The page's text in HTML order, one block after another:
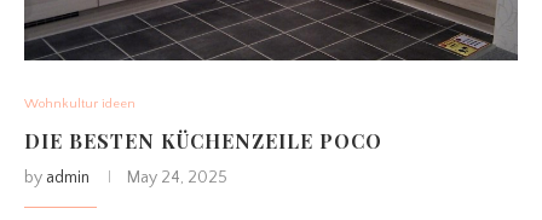
Wohnkultur ideen
DIE BESTEN KÜCHENZEILE POCO
by admin May 24, 2025